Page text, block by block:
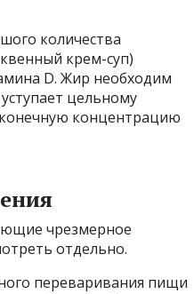
количества
крем-суп)
D. Жир необходим
цельному
концентрацию
чрезмерное
отдельно.
переваривания пищи